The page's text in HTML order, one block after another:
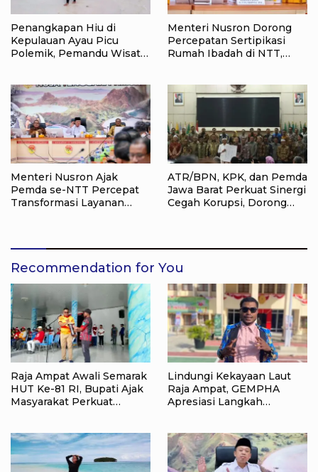
Penangkapan Hiu di
Kepulauan Ayau Picu
Polemik, Pemandu Wisata:
Menteri Nusron Dorong
Percepatan Sertipikasi
Rumah Ibadah di NTT,
Menteri Nusron Ajak
Pemda se-NTT Percepat
Transformasi Layanan
ATR/BPN, KPK, dan Pemda
Jawa Barat Perkuat Sinergi
Cegah Korupsi, Dorong
Recommendation for You
Raja Ampat Awali Semarak
HUT Ke-81 RI, Bupati Ajak
Masyarakat Perkuat
Lindungi Kekayaan Laut
Raja Ampat, GEMPHA
Apresiasi Langkah